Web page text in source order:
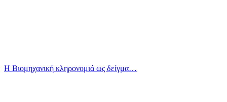
Η Βιομηχανική κληρονομιά ως δείγμα…